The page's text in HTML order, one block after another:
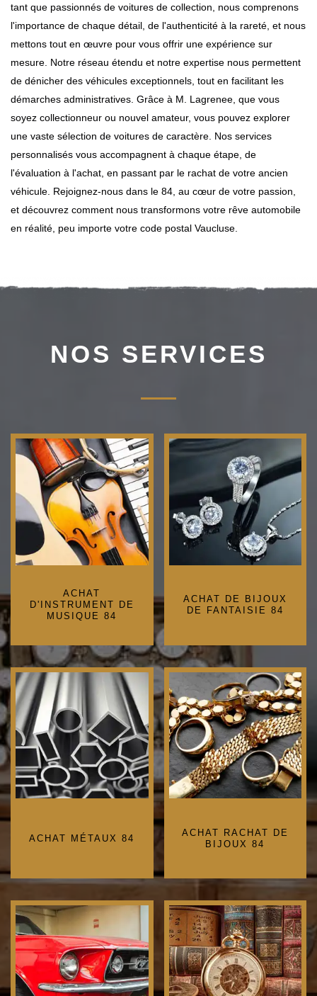
tant que passionnés de voitures de collection, nous comprenons
l'importance de chaque détail, de l'authenticité à la rareté, et nous
mettons tout en œuvre pour vous offrir une expérience sur
mesure. Notre réseau étendu et notre expertise nous permettent
de dénicher des véhicules exceptionnels, tout en facilitant les
démarches administratives. Grâce à M. Lagrenee, que vous
soyez collectionneur ou nouvel amateur, vous pouvez explorer
une vaste sélection de voitures de caractère. Nos services
personnalisés vous accompagnent à chaque étape, de
l'évaluation à l'achat, en passant par le rachat de votre ancien
véhicule. Rejoignez-nous dans le 84, au cœur de votre passion,
et découvrez comment nous transformons votre rêve automobile
en réalité, peu importe votre code postal Vaucluse.
NOS SERVICES
ACHAT
D'INSTRUMENT DE
MUSIQUE 84
ACHAT DE BIJOUX
DE FANTAISIE 84
ACHAT MÉTAUX 84
ACHAT RACHAT DE
BIJOUX 84